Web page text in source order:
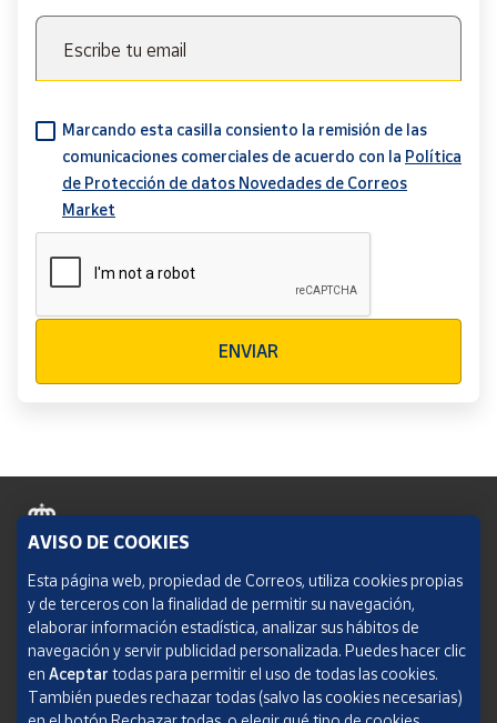
Escribe tu email
Marcando esta casilla consiento la remisión de las
comunicaciones comerciales de acuerdo con la Política
de Protección de datos Novedades de Correos
Market
ENVIAR
Política de cookies
Aviso legal
Condiciones del servicio
Política de Privacidad Web
AVISO DE COOKIES
Esta página web, propiedad de Correos, utiliza cookies propias
y de terceros con la finalidad de permitir su navegación,
elaborar información estadística, analizar sus hábitos de
navegación y servir publicidad personalizada. Puedes hacer clic
en Aceptar todas para permitir el uso de todas las cookies.
También puedes rechazar todas (salvo las cookies necesarias)